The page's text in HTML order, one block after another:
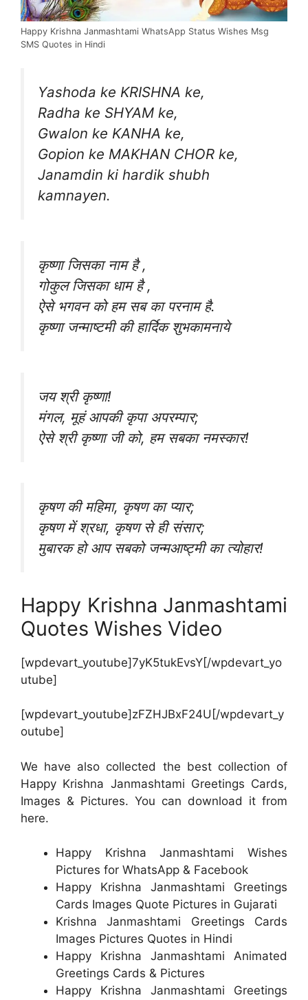
Happy Krishna Janmashtami WhatsApp Status Wishes Msg
SMS Quotes in Hindi
Yashoda ke KRISHNA ke,
Radha ke SHYAM ke,
Gwalon ke KANHA ke,
Gopion ke MAKHAN CHOR ke,
Janamdin ki hardik shubh
kamnayen.
कृष्णा जिसका नाम है ,
गोकुल जिसका धाम है ,
ऐसे भगवन को हम सब का परनाम है.
कृष्णा जन्माष्टमी की हार्दिक शुभकामनाये
जय श्री कृष्णा!
मंगल, मूहं आपकी कृपा अपरम्पार;
ऐसे श्री कृष्णा जी को, हम सबका नमस्कार!
कृषण की महिमा, कृषण का प्यार;
कृषण में श्रधा, कृषण से ही संसार;
मुबारक हो आप सबको जन्मआष्ट्मी का त्योहार!
Happy Krishna Janmashtami
Quotes Wishes Video
[wpdevart_youtube]7yK5tukEvsY[/wpdevart_yo
utube]
[wpdevart_youtube]zFZHJBxF24U[/wpdevart_y
outube]
We have also collected the best collection of
Happy Krishna Janmashtami Greetings Cards,
Images & Pictures. You can download it from
here.
Happy Krishna Janmashtami Wishes
Pictures for WhatsApp & Facebook
Happy Krishna Janmashtami Greetings
Cards Images Quote Pictures in Gujarati
Krishna Janmashtami Greetings Cards
Images Pictures Quotes in Hindi
Happy Krishna Janmashtami Animated
Greetings Cards & Pictures
Happy Krishna Janmashtami Greetings